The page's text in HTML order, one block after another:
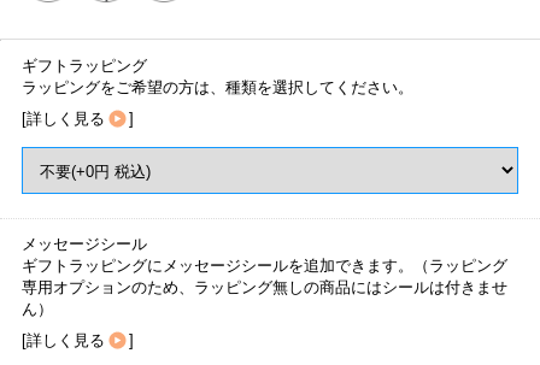
ギフトラッピング
ラッピングをご希望の方は、種類を選択してください。
[詳しく見る ]
メッセージシール
ギフトラッピングにメッセージシールを追加できます。（ラッピング
専用オプションのため、ラッピング無しの商品にはシールは付きませ
ん）
[詳しく見る ]